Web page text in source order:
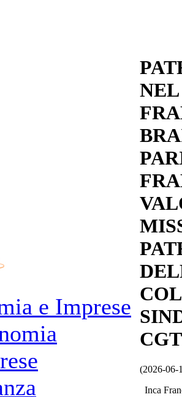
e Imprese
(2026-06-
Inca